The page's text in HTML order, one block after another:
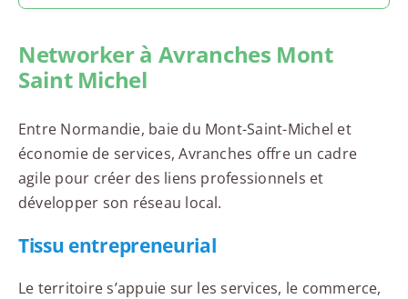
Networker à Avranches Mont
Saint Michel
Entre Normandie, baie du Mont-Saint-Michel et
économie de services, Avranches offre un cadre
agile pour créer des liens professionnels et
développer son réseau local.
Tissu entrepreneurial
Le territoire s’appuie sur les services, le commerce,